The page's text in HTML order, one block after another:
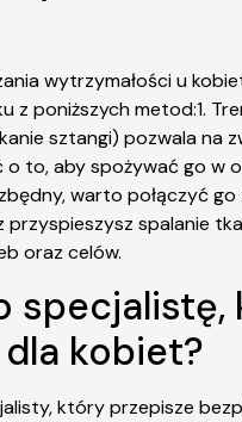
wytrzymałości u
poniższych metod:1.
sztangi) pozwala na
to, aby spożywać go w
warto połączyć
spalanie
oraz celów.
kobiet?
który przepisze